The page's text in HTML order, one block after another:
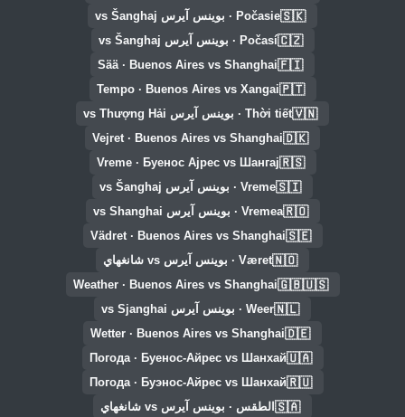
🇸🇰Počasie · بوينس آيرس vs Šanghaj
🇨🇿Počasí · بوينس آيرس vs Šanghaj
🇫🇮
Sää · Buenos Aires vs Shanghai
🇵🇹
Tempo · Buenos Aires vs Xangai
🇻🇳Thời tiết · بوينس آيرس vs Thượng Hải
🇩🇰
Vejret · Buenos Aires vs Shanghai
🇷🇸
Vreme · Буенос Ајрес vs Шангај
🇸🇮Vreme · بوينس آيرس vs Šanghaj
🇷🇴Vremea · بوينس آيرس vs Shanghai
🇸🇪
Vädret · Buenos Aires vs Shanghai
🇳🇴Været · بوينس آيرس vs شانغهاي
🇬🇧🇺🇸
Weather · Buenos Aires vs Shanghai
🇳🇱Weer · بوينس آيرس vs Sjanghai
🇩🇪
Wetter · Buenos Aires vs Shanghai
🇺🇦
Погода · Буенос-Айрес vs Шанхай
🇷🇺
Погода · Буэнос-Айрес vs Шанхай
🇸🇦 الطقس · بوينس آيرس vs شانغهاي